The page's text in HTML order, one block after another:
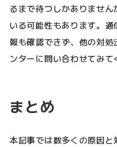
るまで待つしかありませ
いる可能性もあります。
報も確認できず、他の対
ンターに問い合わせてみて
まとめ
本記事では数多くの原因